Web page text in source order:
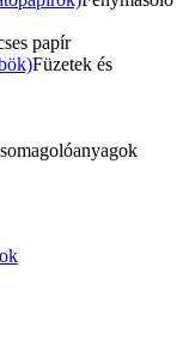
papír
Füzetek és